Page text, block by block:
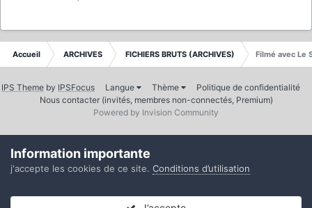
Accueil ARCHIVES FICHIERS BRUTS (ARCHIVES) Filmé avec Le
IPS Theme by IPSFocus Langue Thème
Politique de confidentialité
Nous contacter (invités, membres non-connectés, Premium)
Powered by Invision Community
Information importante
j'accepte les cookies de ce site. Conditions d’utilisation